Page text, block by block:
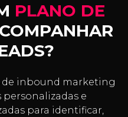
PLANO DE
de inbound marketing
e
para identificar,